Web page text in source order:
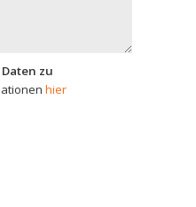
zu
hier